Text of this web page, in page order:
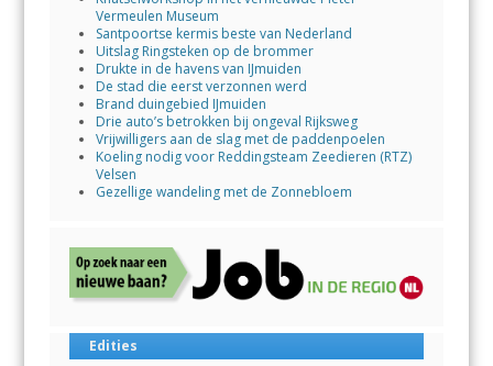
Vermeulen Museum
Santpoortse kermis beste van Nederland
Uitslag Ringsteken op de brommer
Drukte in de havens van IJmuiden
De stad die eerst verzonnen werd
Brand duingebied IJmuiden
Drie auto’s betrokken bij ongeval Rijksweg
Vrijwilligers aan de slag met de paddenpoelen
Koeling nodig voor Reddingsteam Zeedieren (RTZ)
Velsen
Gezellige wandeling met de Zonnebloem
Edities